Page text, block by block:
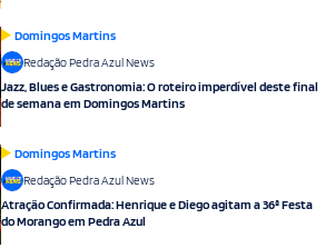
Domingos Martins
Redação Pedra Azul News
Jazz, Blues e Gastronomia: O roteiro imperdível deste final
de semana em Domingos Martins
Domingos Martins
Redação Pedra Azul News
Atração Confirmada: Henrique e Diego agitam a 36ª Festa
do Morango em Pedra Azul